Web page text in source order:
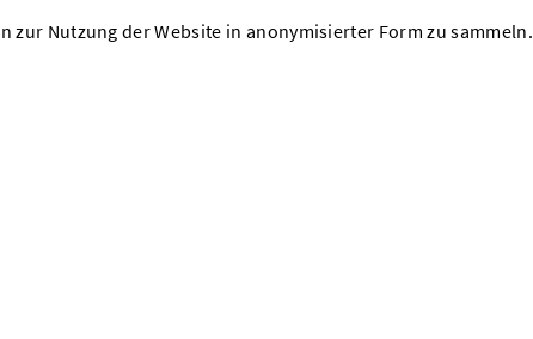
Nutzung der Website in anonymisierter Form zu sammeln.